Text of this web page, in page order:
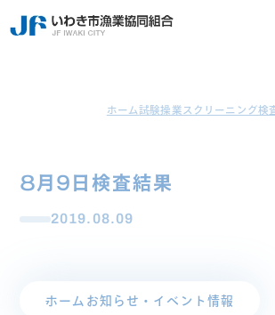
ホーム試験操業スクリーニング検
8月9日検査結果
2019.08.09
ホーム お知らせ・イベント情報